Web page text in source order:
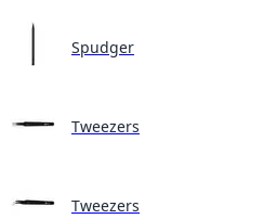
Spudger
Tweezers
Tweezers